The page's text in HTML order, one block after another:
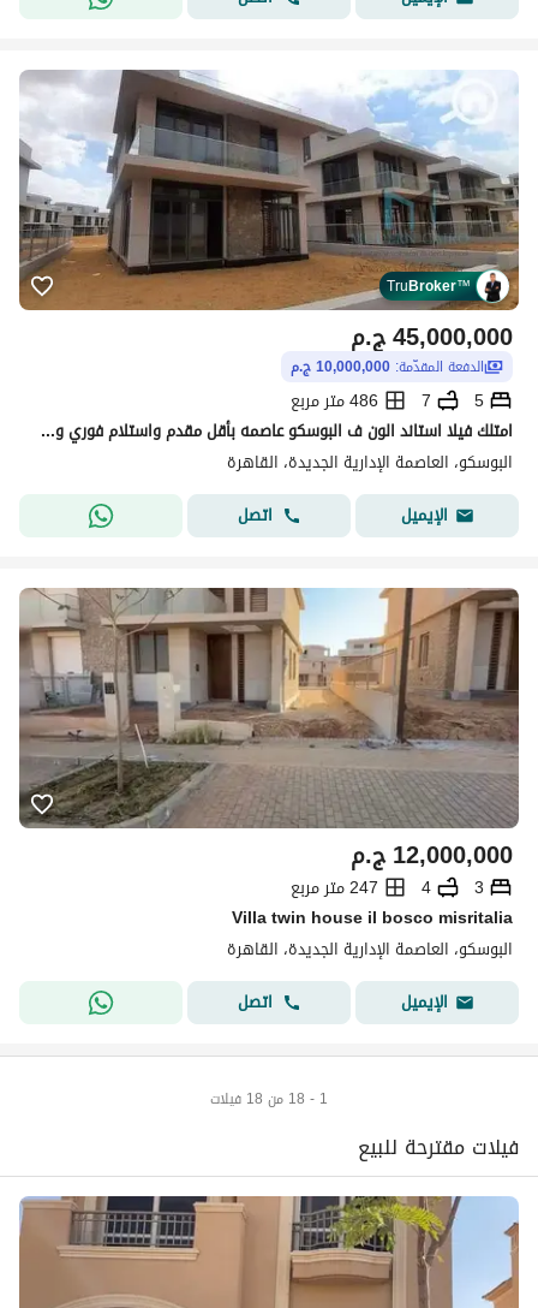
TruBroker™
ج.م45,000,000
الدفعة المقدّمة: 10,000,000 ج.م
5
7
486 متر مربع
امتلك فيلا استاند الون ف البوسكو عاصمه بأقل مقدم واستلام فوري وكمبوند ساكن وعايش بمساحة 486م
البوسكو، العاصمة الإدارية الجديدة، القاهرة
الإيميل
اتصل
ج.م12,000,000
3
4
247 متر مربع
Villa twin house il bosco misritalia
البوسكو، العاصمة الإدارية الجديدة، القاهرة
الإيميل
اتصل
1 - 18 من 18 فيلات
فيلات مقترحة للبيع